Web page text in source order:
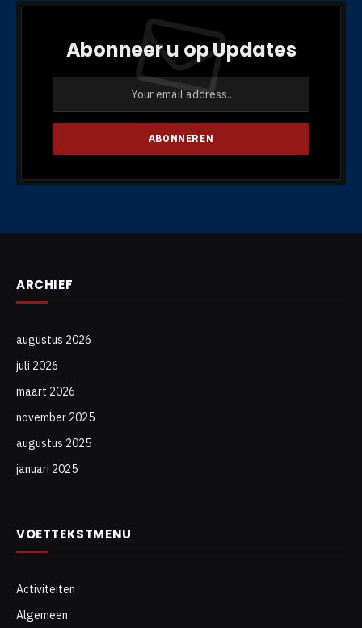
Abonneer u op Updates
ARCHIEF
augustus 2026
juli 2026
maart 2026
november 2025
augustus 2025
januari 2025
VOETTEKSTMENU
Activiteiten
Algemeen